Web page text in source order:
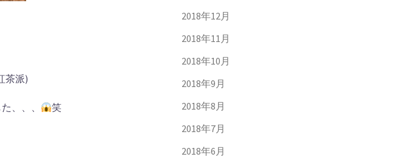
茶派)
、、、 笑
2018年12月
2018年11月
2018年10月
2018年9月
2018年8月
2018年7月
2018年6月